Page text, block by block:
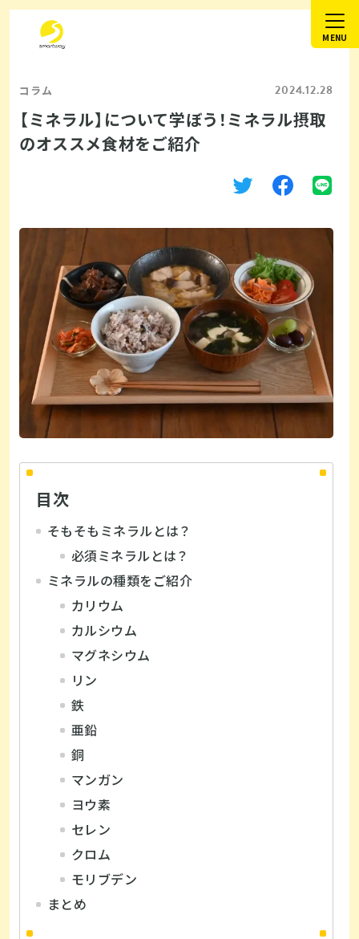
コラム 2024.12.28
【ミネラル】について学ぼう！ミネラル摂取
のオススメ食材をご紹介
目次
そもそもミネラルとは？
必須ミネラルとは？
ミネラルの種類をご紹介
カリウム
カルシウム
マグネシウム
リン
鉄
亜鉛
銅
マンガン
ヨウ素
セレン
クロム
モリブデン
まとめ